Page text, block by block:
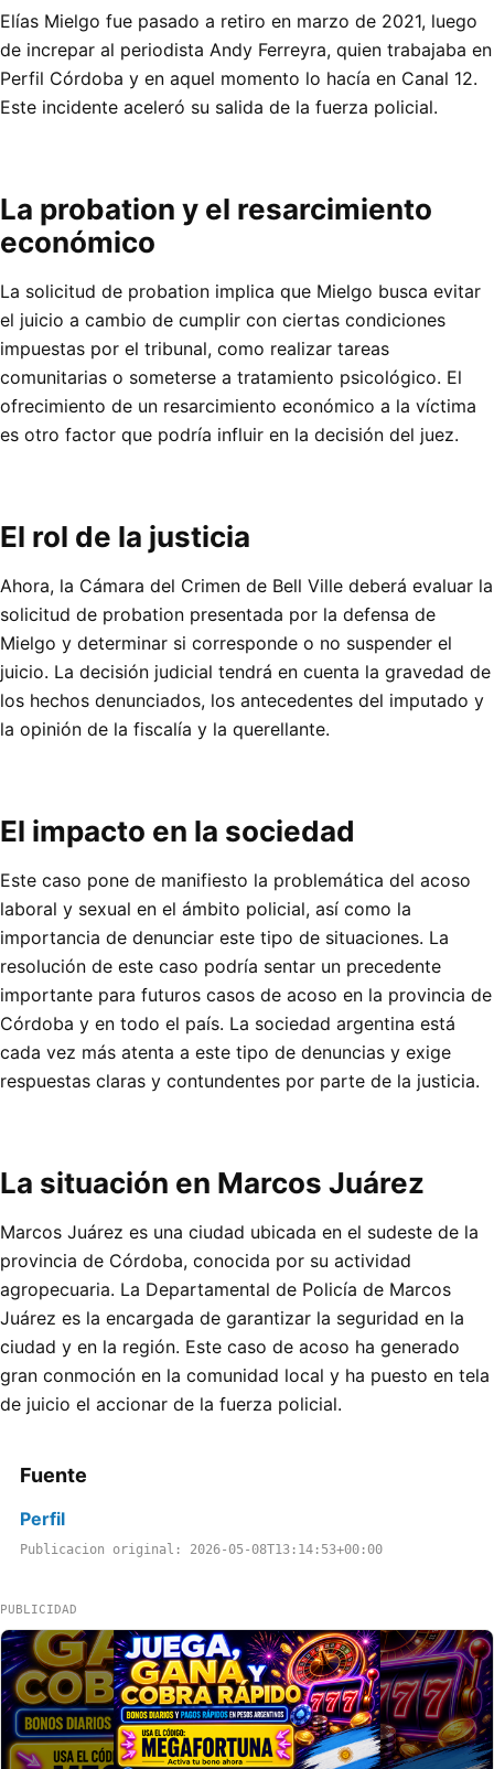
Elías Mielgo fue pasado a retiro en marzo de 2021, luego
de increpar al periodista Andy Ferreyra, quien trabajaba en
Perfil Córdoba y en aquel momento lo hacía en Canal 12.
Este incidente aceleró su salida de la fuerza policial.
La probation y el resarcimiento
económico
La solicitud de probation implica que Mielgo busca evitar
el juicio a cambio de cumplir con ciertas condiciones
impuestas por el tribunal, como realizar tareas
comunitarias o someterse a tratamiento psicológico. El
ofrecimiento de un resarcimiento económico a la víctima
es otro factor que podría influir en la decisión del juez.
El rol de la justicia
Ahora, la Cámara del Crimen de Bell Ville deberá evaluar la
solicitud de probation presentada por la defensa de
Mielgo y determinar si corresponde o no suspender el
juicio. La decisión judicial tendrá en cuenta la gravedad de
los hechos denunciados, los antecedentes del imputado y
la opinión de la fiscalía y la querellante.
El impacto en la sociedad
Este caso pone de manifiesto la problemática del acoso
laboral y sexual en el ámbito policial, así como la
importancia de denunciar este tipo de situaciones. La
resolución de este caso podría sentar un precedente
importante para futuros casos de acoso en la provincia de
Córdoba y en todo el país. La sociedad argentina está
cada vez más atenta a este tipo de denuncias y exige
respuestas claras y contundentes por parte de la justicia.
La situación en Marcos Juárez
Marcos Juárez es una ciudad ubicada en el sudeste de la
provincia de Córdoba, conocida por su actividad
agropecuaria. La Departamental de Policía de Marcos
Juárez es la encargada de garantizar la seguridad en la
ciudad y en la región. Este caso de acoso ha generado
gran conmoción en la comunidad local y ha puesto en tela
de juicio el accionar de la fuerza policial.
Fuente
Perfil
Publicacion original: 2026-05-08T13:14:53+00:00
PUBLICIDAD